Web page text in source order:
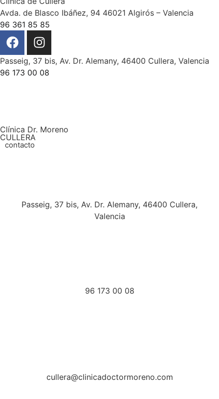
Avda. de Blasco Ibáñez, 94 46021 Algirós – Valencia
96 361 85 85
Passeig, 37 bis, Av. Dr. Alemany, 46400 Cullera, Valencia
96 173 00 08
Clínica Dr. Moreno
CULLERA
contacto
Passeig, 37 bis, Av. Dr. Alemany, 46400 Cullera,
Valencia
96 173 00 08
cullera@clinicadoctormoreno.com